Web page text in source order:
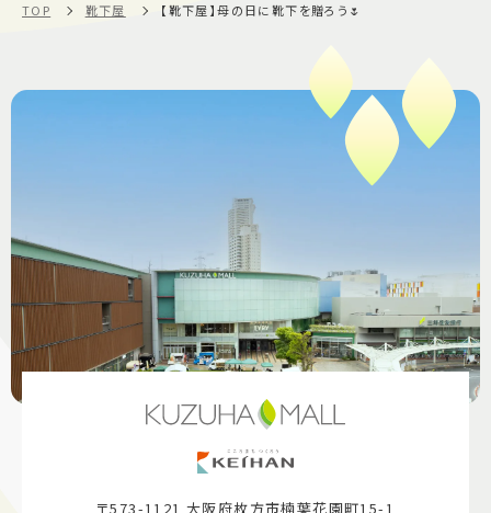
TOP 靴下屋 【靴下屋】母の日に靴下を贈ろう🌷
〒573-1121 大阪府枚方市楠葉花園町15-1